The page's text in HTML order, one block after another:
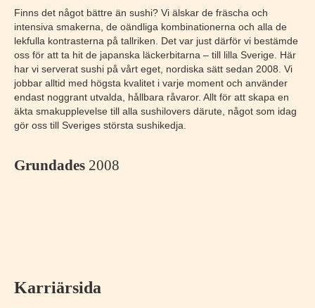
Finns det något bättre än sushi? Vi älskar de fräscha och
intensiva smakerna, de oändliga kombinationerna och alla de
lekfulla kontrasterna på tallriken. Det var just därför vi bestämde
oss för att ta hit de japanska läckerbitarna – till lilla Sverige. Här
har vi serverat sushi på vårt eget, nordiska sätt sedan 2008. Vi
jobbar alltid med högsta kvalitet i varje moment och använder
endast noggrant utvalda, hållbara råvaror. Allt för att skapa en
äkta smakupplevelse till alla sushilovers därute, något som idag
gör oss till Sveriges största sushikedja.
Grundades 2008
Karriärsida